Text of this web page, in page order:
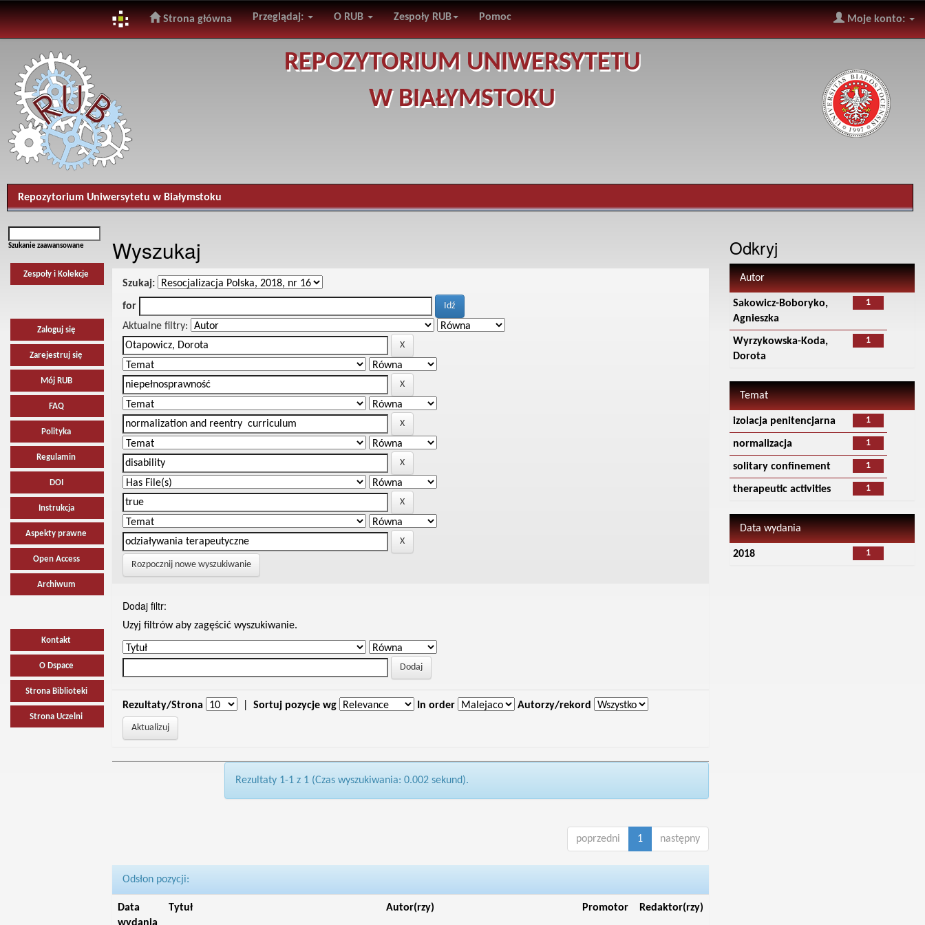
navigation
Strona główna Przeglądaj: O RUB Zespoły RUB Pomoc Moje konto:
REPOZYTORIUM UNIWERSYTETU
W BIAŁYMSTOKU
Repozytorium Uniwersytetu w Białymstoku
Szukanie zaawansowane
Zespoły i Kolekcje
Zaloguj się
Zarejestruj się
Mój RUB
FAQ
Polityka
Regulamin
DOI
Instrukcja
Aspekty prawne
Open Access
Archiwum
Kontakt
O Dspace
Strona Biblioteki
Strona Uczelni
Wyszukaj
Szukaj:
for
Aktualne filtry:
Rozpocznij nowe wyszukiwanie
Dodaj filtr:
Uzyj filtrów aby zagęścić wyszukiwanie.
Rezultaty/Strona Sortuj pozycje wg In order Autorzy/rekord
Rezultaty 1-1 z 1 (Czas wyszukiwania: 0.002 sekund).
poprzedni 1 następny
Odsłon pozycji:
Data
Tytuł Autor(rzy) Promotor Redaktor(rzy)
Odkryj
Autor
1
Sakowicz-Boboryko,
Agnieszka
1
Wyrzykowska-Koda,
Dorota
Temat
1
izolacja penitencjarna
1
normalizacja
1
solitary confinement
1
therapeutic activities
Data wydania
1
2018